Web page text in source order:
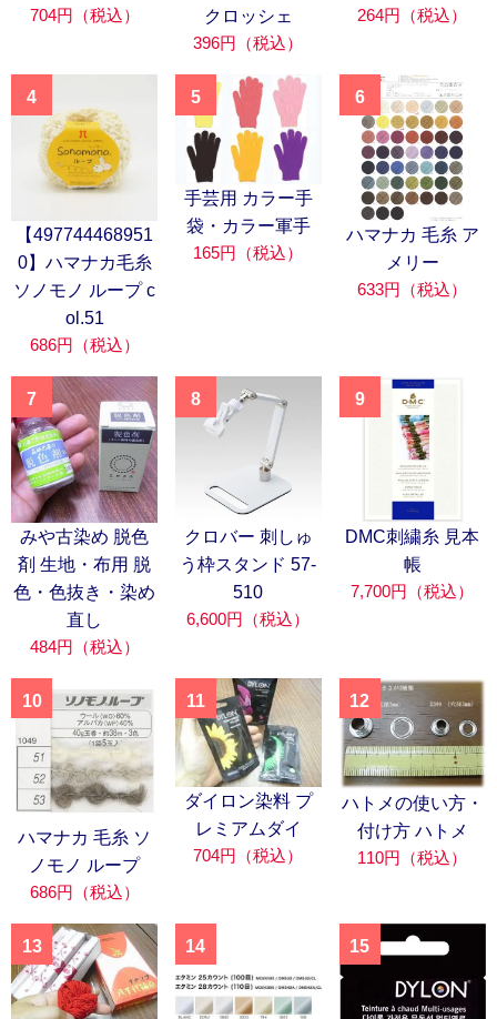
704円（税込）
クロッシェ
396円（税込）
264円（税込）
4
【497744468951
0】ハマナカ毛糸
ソノモノ ループ c
ol.51
686円（税込）
5
手芸用 カラー手
袋・カラー軍手
165円（税込）
6
ハマナカ 毛糸 ア
メリー
633円（税込）
7
みや古染め 脱色
剤 生地・布用 脱
色・色抜き・染め
直し
484円（税込）
8
クロバー 刺しゅ
う枠スタンド 57-
510
6,600円（税込）
9
DMC刺繍糸 見本
帳
7,700円（税込）
10
ハマナカ 毛糸 ソ
ノモノ ループ
686円（税込）
11
ダイロン染料 プ
レミアムダイ
704円（税込）
12
ハトメの使い方・
付け方 ハトメ
110円（税込）
13 14 15